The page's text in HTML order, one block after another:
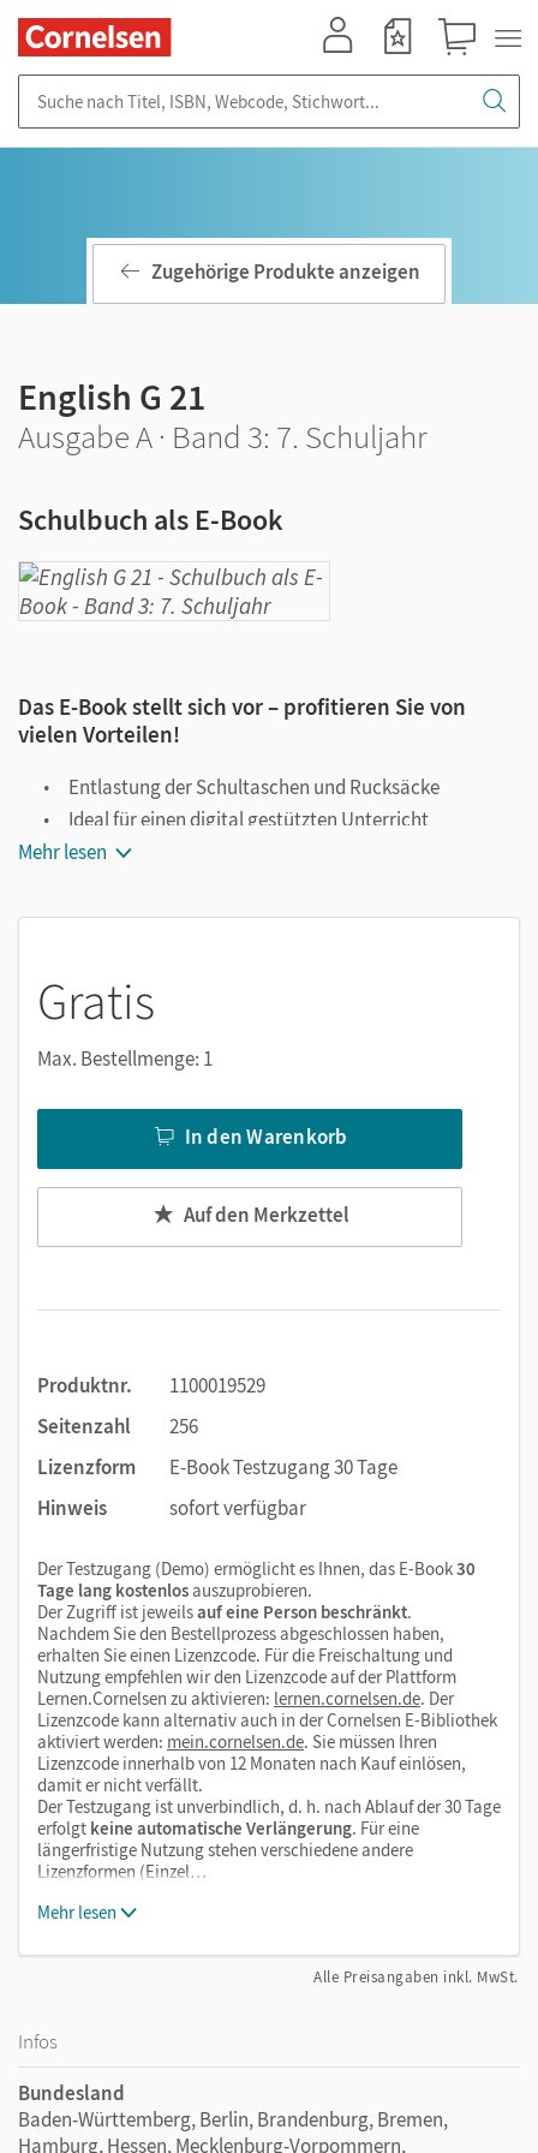
Zugehörige Produkte anzeigen
English G 21
Ausgabe A · Band 3: 7. Schuljahr
Schulbuch als E-Book
Das E-Book stellt sich vor – profitieren Sie von
vielen Vorteilen!
Entlastung der Schultaschen und Rucksäcke
Ideal für einen digital gestützten Unterricht
Notiz- und Markierungsmöglichkeit
Notizen erstellen
Markierungen setzen
Suchen im Text
Zoomen
Mehr lesen
Gratis
Max. Bestellmenge: 1
In den Warenkorb
Auf den Merkzettel
Produktnr.
1100019529
Seitenzahl
256
Lizenzform
E-Book Testzugang 30 Tage
Hinweis
sofort verfügbar
Der Testzugang (Demo) ermöglicht es Ihnen, das E-Book30
Tage lang kostenlosauszuprobieren.
Der Zugriff ist jeweilsauf eine Person beschränkt.
Nachdem Sie den Bestellprozess abgeschlossen haben,
erhalten Sie einen Lizenzcode. Für die Freischaltung und
Nutzung empfehlen wir den Lizenzcode auf der Plattform
Lernen.Cornelsen zu aktivieren: lernen.cornelsen.de. Der
Lizenzcode kann alternativ auch in der Cornelsen E-Bibliothek
aktiviert werden: mein.cornelsen.de. Sie müssen Ihren
Lizenzcode innerhalb von 12 Monaten nach Kauf einlösen,
damit er nicht verfällt.
Der Testzugang ist unverbindlich, d. h. nach Ablauf der 30 Tage
erfolgt keine automatische Verlängerung. Für eine
längerfristige Nutzung stehen verschiedene andere
Lizenzformen (Einzel…
Mehr lesen
Alle Preisangaben inkl. MwSt.
Infos
Bundesland
Baden-Württemberg, Berlin, Brandenburg, Bremen,
Hamburg, Hessen, Mecklenburg-Vorpommern,